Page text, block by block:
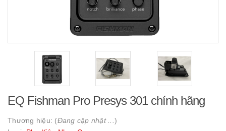
EQ Fishman Pro Presys 301 chính hãng
Thương hiệu: (Đang cập nhật ... )